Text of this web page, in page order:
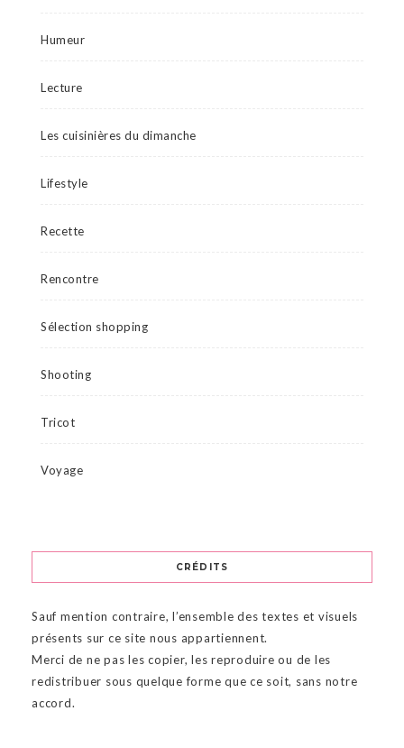
Humeur
Lecture
Les cuisinières du dimanche
Lifestyle
Recette
Rencontre
Sélection shopping
Shooting
Tricot
Voyage
CRÉDITS
Sauf mention contraire, l’ensemble des textes et visuels
présents sur ce site nous appartiennent.
Merci de ne pas les copier, les reproduire ou de les
redistribuer sous quelque forme que ce soit, sans notre
accord.